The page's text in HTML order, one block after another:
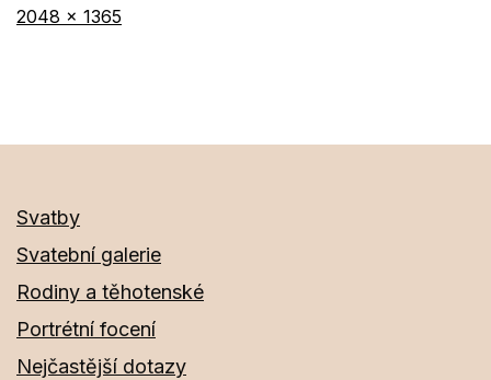
Původní
2048 × 1365
Svatby
Svatební galerie
Rodiny a těhotenské
Portrétní focení
Nejčastější dotazy